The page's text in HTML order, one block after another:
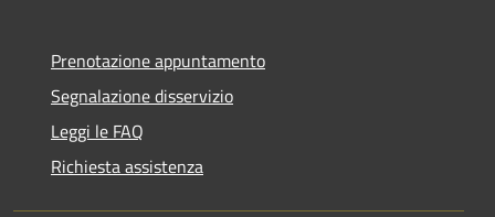
Prenotazione appuntamento
Segnalazione disservizio
Leggi le FAQ
Richiesta assistenza